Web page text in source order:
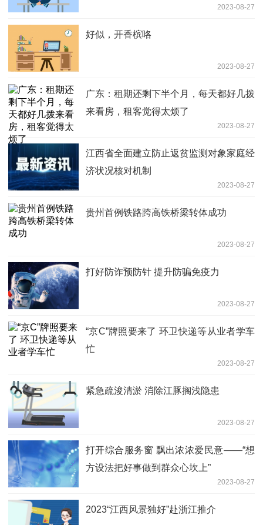
2023-08-27
好似，开香槟咯
2023-08-27
广东：租期还剩下半个月，每天都好几拨
来看房，租客觉得太烦了
2023-08-27
江西省全面建立防止返贫监测对象家庭经
济状况核对机制
2023-08-27
贵州首例铁路跨高铁桥梁转体成功
2023-08-27
打好防诈预防针 提升防骗免疫力
2023-08-27
“京C”牌照要来了 环卫快递等从业者学车
忙
2023-08-27
紧急疏浚清淤 消除江豚搁浅隐患
2023-08-27
打开综合服务窗 飘出浓浓爱民意——“想
方设法把好事做到群众心坎上”
2023-08-27
2023“江西风景独好”赴浙江推介